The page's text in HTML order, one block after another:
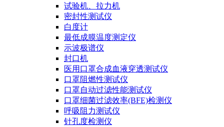
试验机、拉力机
密封性测试仪
白度计
最低成膜温度测定仪
示波极谱仪
封口机
医用口罩合成血液穿透测试仪
口罩阻燃性测试仪
口罩自动过滤性能测试仪
口罩细菌过滤效率(BFE)检测仪
呼吸阻力测试仪
针孔度检测仪